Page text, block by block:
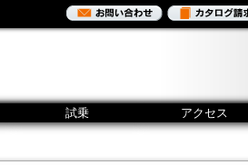
試乗 アクセス